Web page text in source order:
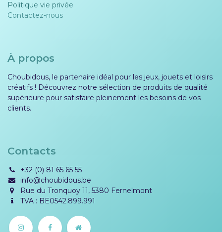
Politique vie privée​​
Contactez-nous
À propos
Choubidous, le partenaire idéal pour les jeux, jouets et loisirs
créatifs ! Découvrez notre sélection de produits de qualité
supérieure pour satisfaire pleinement les besoins de vos
clients.
Contacts
+32 (0) 81 65 65 55
info@choubidous.be
Rue du Tronquoy 11, 5380 Fernelmont
TVA : BE0542.899.991